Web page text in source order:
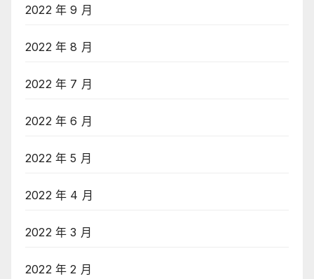
2022 年 9 月
2022 年 8 月
2022 年 7 月
2022 年 6 月
2022 年 5 月
2022 年 4 月
2022 年 3 月
2022 年 2 月